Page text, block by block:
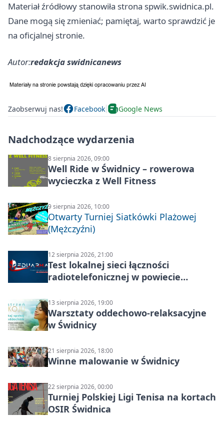
Materiał źródłowy stanowiła strona spwik.swidnica.pl.
Dane mogą się zmieniać; pamiętaj, warto sprawdzić je
na oficjalnej stronie.
Autor:redakcja swidnicanews
Zaobserwuj nas! Facebook Google News
Nadchodzące wydarzenia
8 sierpnia 2026, 09:00
Well Ride w Świdnicy – rowerowa
wycieczka z Well Fitness
9 sierpnia 2026, 10:00
Otwarty Turniej Siatkówki Plażowej
(Mężczyźni)
12 sierpnia 2026, 21:00
Test lokalnej sieci łączności
radiotelefonicznej w powiecie
13 sierpnia 2026, 19:00
Warsztaty oddechowo-relaksacyjne
w Świdnicy
21 sierpnia 2026, 18:00
Winne malowanie w Świdnicy
22 sierpnia 2026, 00:00
Turniej Polskiej Ligi Tenisa na kortach
OSIR Świdnica